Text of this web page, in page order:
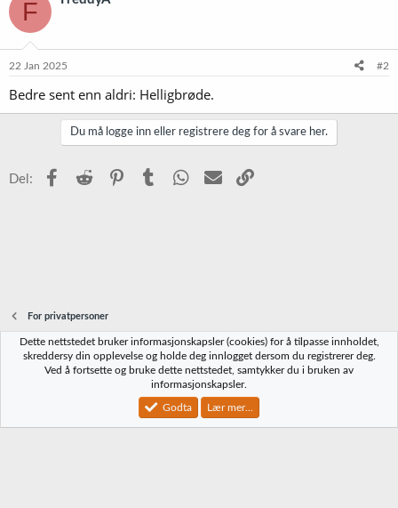
F
22 Jan 2025 #2
Bedre sent enn aldri: Helligbrøde.
Du må logge inn eller registrere deg for å svare her.
Del: Facebook
Reddit PinterestTumblr WhatsApp
E-post
For privatpersoner
Norbrygg-default
Vilkår og regler Personvernregler
Community platform by XenForo® © 2010-2023 XenForo Ltd.
Dette nettstedet bruker informasjonskapsler (cookies) for å tilpasse innholdet,
skreddersy din opplevelse og holde deg innlogget dersom du registrerer deg.
Ved å fortsette og bruke dette nettstedet, samtykker du i bruken av
informasjonskapsler.
Godta Lær mer...